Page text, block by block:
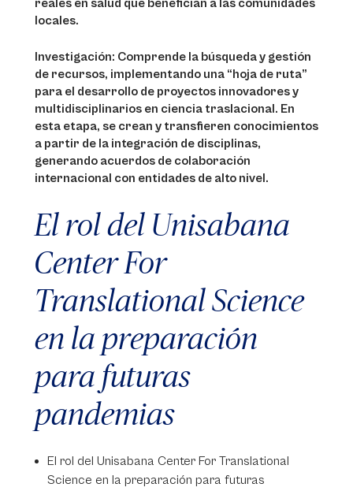
reales en salud que benefician a las comunidades
locales.
Investigación: Comprende la búsqueda y gestión
de recursos, implementando una “hoja de ruta”
para el desarrollo de proyectos innovadores y
multidisciplinarios en ciencia traslacional. En
esta etapa, se crean y transfieren conocimientos
a partir de la integración de disciplinas,
generando acuerdos de colaboración
internacional con entidades de alto nivel.
El rol del Unisabana
Center For
Translational Science
en la preparación
para futuras
pandemias
El rol del Unisabana Center For Translational
Science en la preparación para futuras